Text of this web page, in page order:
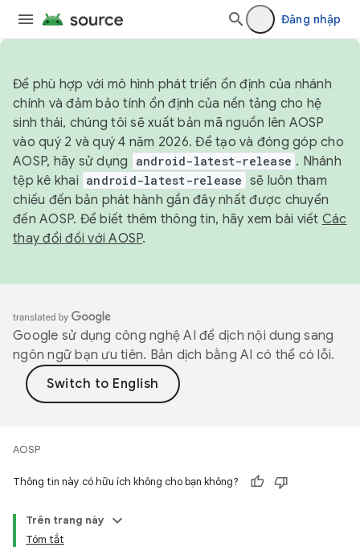
Đăng nhập
Để phù hợp với mô hình phát triển ổn định của nhánh
chính và đảm bảo tính ổn định của nền tảng cho hệ
sinh thái, chúng tôi sẽ xuất bản mã nguồn lên AOSP
vào quý 2 và quý 4 năm 2026. Để tạo và đóng góp cho
AOSP, hãy sử dụng
android-latest-release . Nhánh
tệp kê khai android-latest-release sẽ luôn tham
chiếu đến bản phát hành gần đây nhất được chuyển
đến AOSP. Để biết thêm thông tin, hãy xem bài viết Các
thay đổi đối với AOSP.
Google sử dụng công nghệ AI để dịch nội dung sang
ngôn ngữ bạn ưu tiên. Bản dịch bằng AI có thể có lỗi.
AOSP
Thông tin này có hữu ích không cho bạn không?
Trên trang này
Tóm tắt